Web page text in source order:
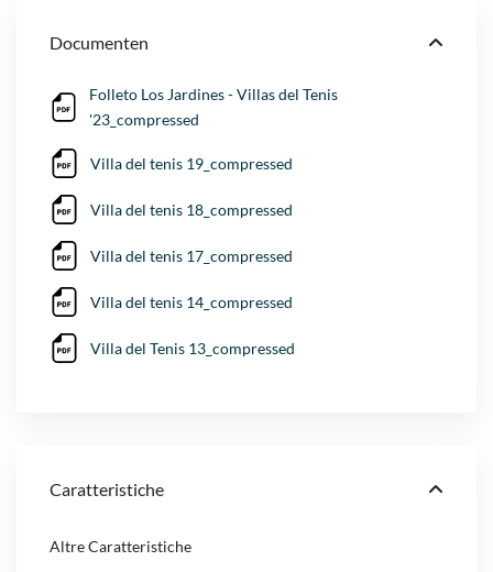
Documenten
Folleto Los Jardines - Villas del Tenis
'23_compressed
Villa del tenis 19_compressed
Villa del tenis 18_compressed
Villa del tenis 17_compressed
Villa del tenis 14_compressed
Villa del Tenis 13_compressed
Caratteristiche
Altre Caratteristiche